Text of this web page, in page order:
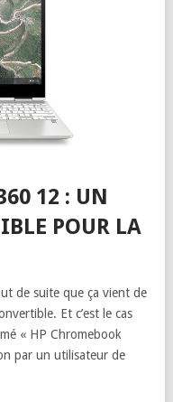
12 : UN
POUR LA
de suite que ça vient de
Et c’est le cas
« HP Chromebook
par un utilisateur de